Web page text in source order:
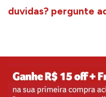
duvidas? pergunte